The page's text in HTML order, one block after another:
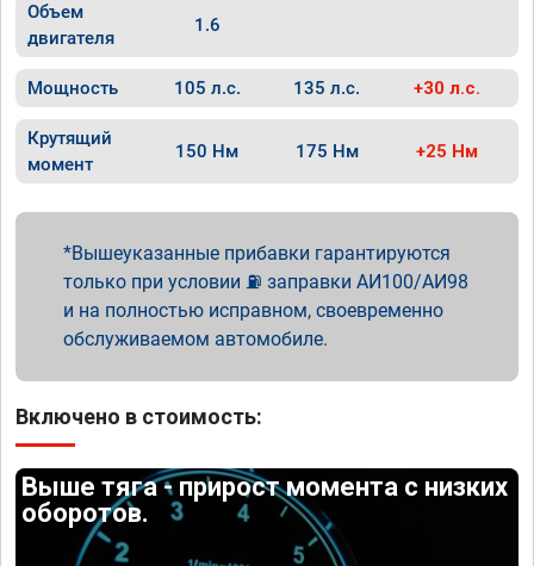
Объем
двигателя
1.6
Мощность 105 л.с. 135 л.с. +30 л.с.
Крутящий
момент
150 Нм 175 Нм +25 Нм
Вышеуказанные прибавки гарантируются
только при условии ⛽ заправки АИ100/АИ98
и на полностью исправном, своевременно
обслуживаемом автомобиле.
Включено в стоимость:
Выше тяга - прирост момента с низких
оборотов.